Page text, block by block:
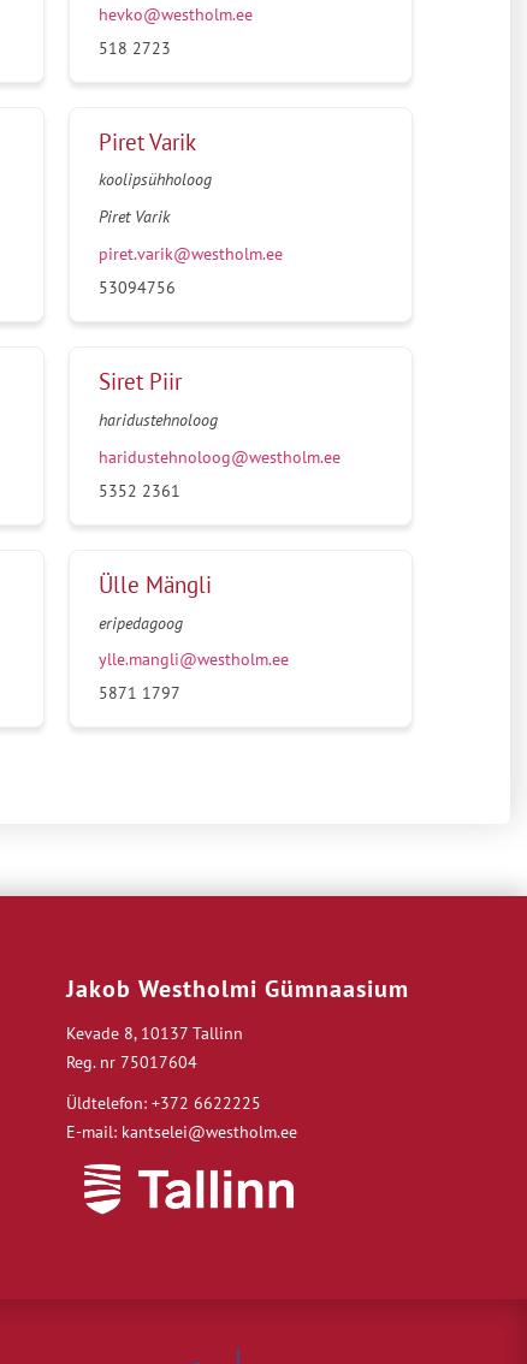
hevko@westholm.ee
518 2723
Piret Varik
koolipsühholoog
Piret Varik
piret.varik@westholm.ee
53094756
Siret Piir
haridustehnoloog
haridustehnoloog@westholm.ee
5352 2361
Ülle Mängli
eripedagoog
ylle.mangli@westholm.ee
5871 1797
Jakob Westholmi Gümnaasium
Kevade 8, 10137 Tallinn
Reg. nr 75017604
Üldtelefon: +372 6622225
E-mail: kantselei@westholm.ee